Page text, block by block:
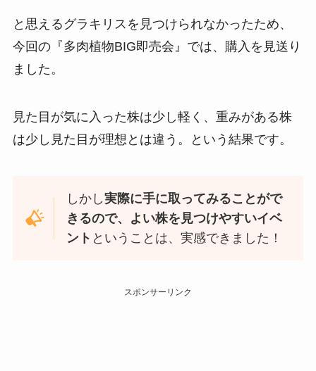
と思えるグラキリスを見つけられなかったため、
今回の『多肉植物BIG即売会』では、購入を見送り
ました。
見た目が気に入った株は少し軽く、重みがある株
は少し見た目が理想とは違う。という結果です。
しかし実際に手に取ってみることがで
きるので、よい株を見つけやすいイベ
ント ということは、実感できました！
スポンサーリンク